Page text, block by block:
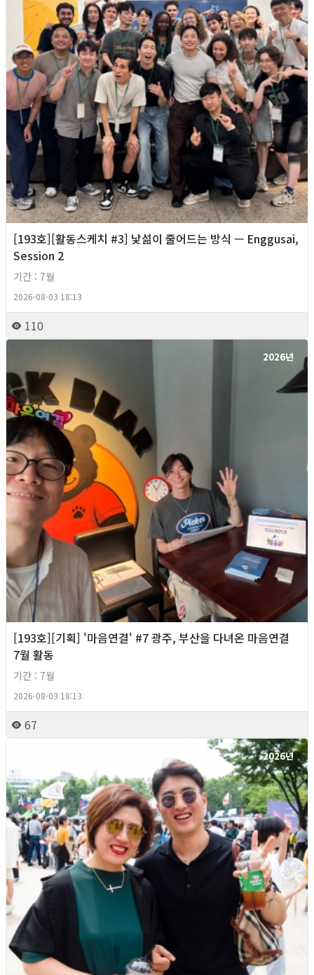
[193호][활동스케치 #3] 낯섦이 줄어드는 방식 — Enggusai,
Session 2
기간 : 7월
2026-08-03 18:13
110
2026년
[193호][기획] '마음연결' #7 광주, 부산을 다녀온 마음연결
7월 활동
기간 : 7월
2026-08-03 18:13
67
2026년